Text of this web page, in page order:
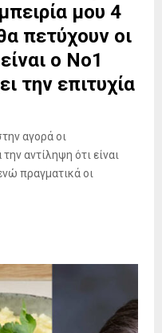
μου 4
πετύχουν οι
ο Νο1
την επιτυχία
αγορά οι
αντίληψη ότι είναι
πραγματικά οι